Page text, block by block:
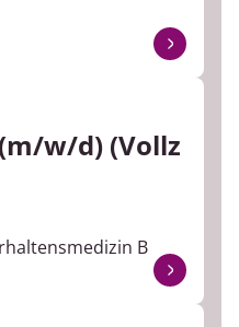
w/d) (Vollz
B